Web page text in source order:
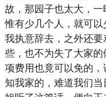
故，那园子也太大，一
惟有少几个人，就可
我执意辞去，之外还
些，也不为失了大家
项费用也竟可以免的
知我家的，难道我们